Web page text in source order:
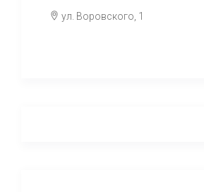
ул. Воровского, 1